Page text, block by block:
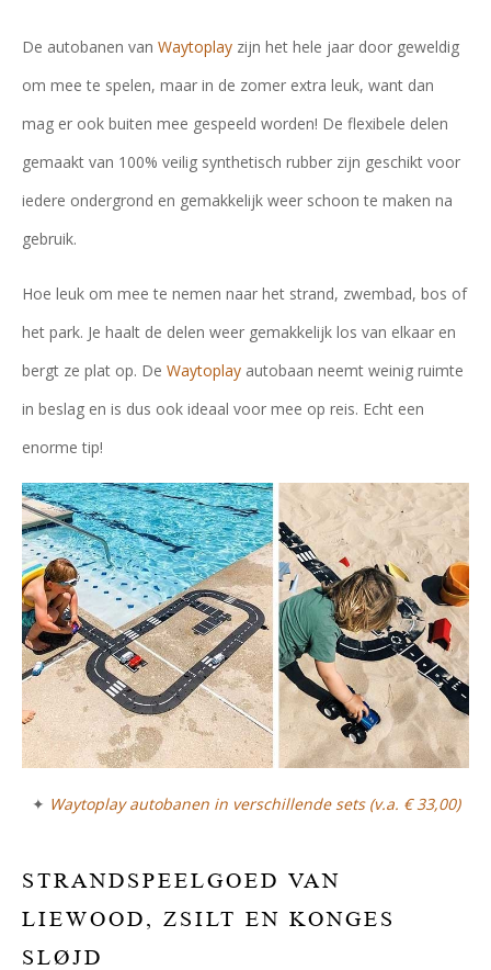
De autobanen van Waytoplay zijn het hele jaar door geweldig
om mee te spelen, maar in de zomer extra leuk, want dan
mag er ook buiten mee gespeeld worden! De flexibele delen
gemaakt van 100% veilig synthetisch rubber zijn geschikt voor
iedere ondergrond en gemakkelijk weer schoon te maken na
gebruik.
Hoe leuk om mee te nemen naar het strand, zwembad, bos of
het park. Je haalt de delen weer gemakkelijk los van elkaar en
bergt ze plat op. De Waytoplay autobaan neemt weinig ruimte
in beslag en is dus ook ideaal voor mee op reis. Echt een
enorme tip!
✦ Waytoplay autobanen in verschillende sets (v.a. € 33,00)
STRANDSPEELGOED VAN
LIEWOOD, ZSILT EN KONGES
SLØJD